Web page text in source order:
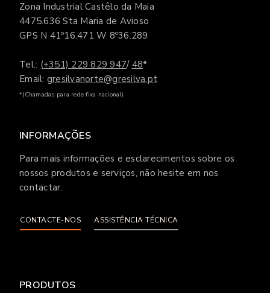
Zona Industrial Castêlo da Maia
4475.636 Sta Maria de Avioso
GPS N 41º16.471 W 8º36.289
Tel.: (+351) 229 829 947/ 48*
Email: gresilvanorte@gresilva.pt
*(Chamadas para rede fixa nacional)
INFORMAÇÕES
Para mais informações e esclarecimentos sobre os
nossos produtos e serviços, não hesite em nos
contactar.
CONTACTE-NOS ASSISTÊNCIA TÉCNICA
PRODUTOS